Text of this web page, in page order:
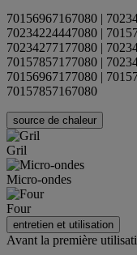
70156967167080 |
70234224447080 |
70234277177080 |
70157857177080 |
70156967177080 |
70157857167080
source de chaleur
Gril
Micro-ondes
Four
entretien et utilisation
Avant la première